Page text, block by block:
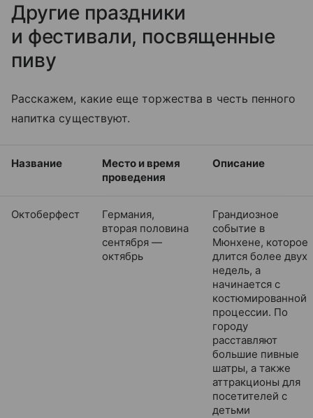
Другие праздники
и фестивали, посвященные
пиву
Расскажем, какие еще торжества в честь пенного
напитка существуют.
Название
Место и время
проведения
Описание
Октоберфест
Германия,
вторая половина
сентября —
октябрь
Грандиозное
событие в
Мюнхене, которое
длится более двух
недель, а
начинается с
костюмированной
процессии. По
городу
расставляют
большие пивные
шатры, а также
аттракционы для
посетителей с
детьми